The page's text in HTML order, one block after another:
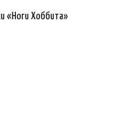
«Ноги Хоббита»